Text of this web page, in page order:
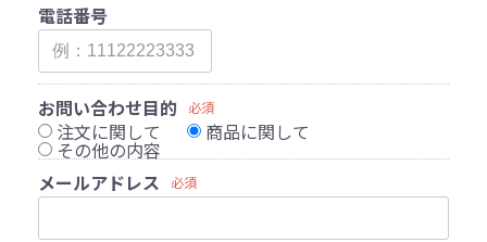
電話番号
お問い合わせ目的 必須
注文に関して 商品に関して
その他の内容
メールアドレス
必須